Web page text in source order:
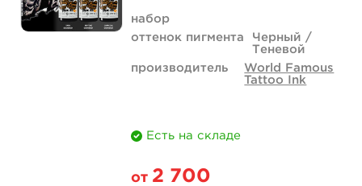
набор
оттенок пигмента
Черный /
Теневой
производитель
World Famous
Tattoo Ink
Есть на складе
от 2 700